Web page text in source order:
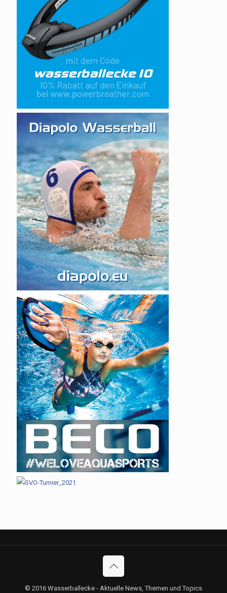
© 2016 Wasserballecke - Aktuelle News, Themen und Topics